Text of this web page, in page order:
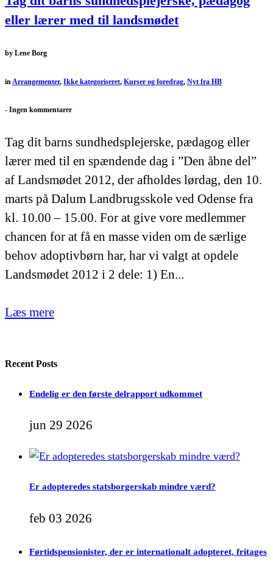
eller lærer med til landsmødet
by Lene Borg
in Arrangementer, Ikke kategoriseret, Kurser og foredrag, Nyt fra HB
- Ingen kommentarer
Tag dit barns sundhedsplejerske, pædagog eller
lærer med til en spændende dag i ”Den åbne del”
af Landsmødet 2012, der afholdes lørdag, den 10.
marts på Dalum Landbrugsskole ved Odense fra
kl. 10.00 – 15.00. For at give vore medlemmer
chancen for at få en masse viden om de særlige
behov adoptivbørn har, har vi valgt at opdele
Landsmødet 2012 i 2 dele: 1) En...
Læs mere
Recent Posts
Endelig er den første delrapport udkommet
jun 29 2026
Er adopteredes statsborgerskab mindre værd?
feb 03 2026
Førtidspensionister, der er internationalt adopteret, fritages